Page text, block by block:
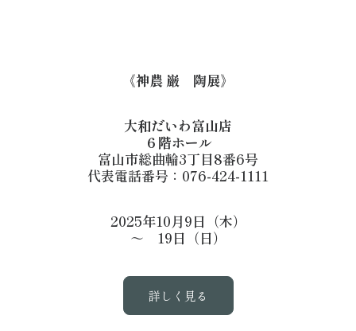
《神農 巌 陶展》
大和だいわ富山店
６階ホール
富山市総曲輪3丁目8番6号
代表電話番号：076-424-1111
2025年10月9日（木）
～ 19日（日）
詳しく見る